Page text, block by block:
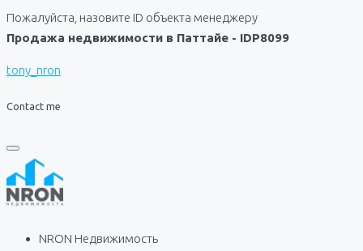
Пожалуйста, назовите ID объекта менеджеру
Продажа недвижимости в Паттайе - IDP8099
tony_nron
Contact me
NRON Недвижимость